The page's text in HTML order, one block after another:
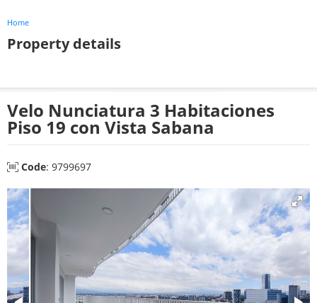
Home
Property details
Velo Nunciatura 3 Habitaciones
Piso 19 con Vista Sabana
Code: 9799697